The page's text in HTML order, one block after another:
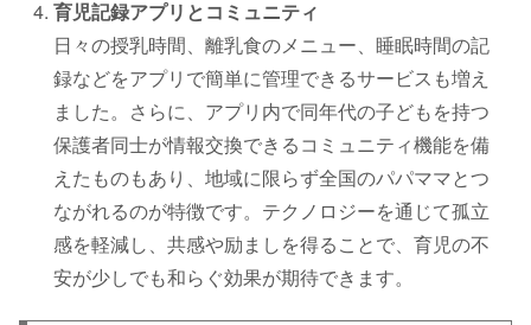
育児記録アプリとコミュニティ
日々の授乳時間、離乳食のメニュー、睡眠時間の記
録などをアプリで簡単に管理できるサービスも増え
ました。さらに、アプリ内で同年代の子どもを持つ
保護者同士が情報交換できるコミュニティ機能を備
えたものもあり、地域に限らず全国のパパママとつ
ながれるのが特徴です。テクノロジーを通じて孤立
感を軽減し、共感や励ましを得ることで、育児の不
安が少しでも和らぐ効果が期待できます。